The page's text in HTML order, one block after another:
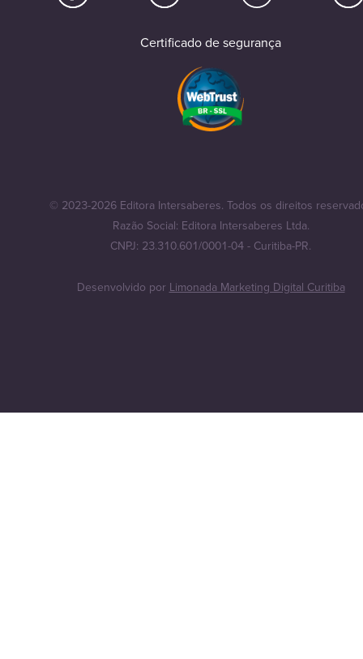
Certificado de segurança
© 2023-2026 Editora Intersaberes. Todos os direitos
Razão Social: Editora Intersaberes Ltda.
CNPJ: 23.310.601/0001-04 - Curitiba-PR.
Desenvolvido por Limonada Marketing Digital Curitiba